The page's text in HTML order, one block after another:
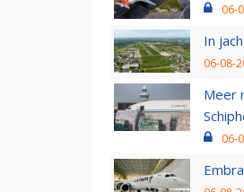
06-
In
06-08-
Meer
06-